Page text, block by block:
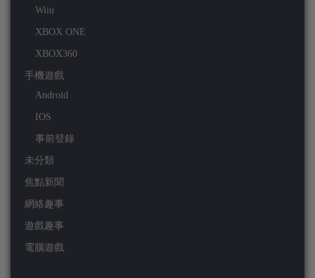
Wiiu
XBOX ONE
XBOX360
手機遊戲
Android
IOS
事前登錄
未分類
焦點新聞
網絡趣事
遊戲趣事
電腦遊戲